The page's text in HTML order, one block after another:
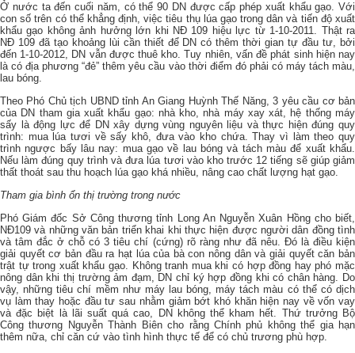
Ở nước ta đến cuối năm, có thể 90 DN được cấp phép xuất khẩu gạo. Với
con số trên có thể khẳng định, việc tiêu thụ lúa gạo trong dân và tiến độ xuất
khẩu gạo không ảnh hưởng lớn khi NĐ 109 hiệu lực từ 1-10-2011. Thật ra
NĐ 109 đã tạo khoảng lùi cần thiết để DN có thêm thời gian tự đầu tư, bởi
đến 1-10-2012, DN vẫn được thuê kho. Tuy nhiên, vấn đề phát sinh hiện nay
là có địa phương “đẻ” thêm yêu cầu vào thời điểm đó phải có máy tách màu,
lau bóng.
Theo Phó Chủ tịch UBND tỉnh An Giang Huỳnh Thế Năng, 3 yêu cầu cơ bản
của DN tham gia xuất khẩu gạo: nhà kho, nhà máy xay xát, hệ thống máy
sấy là động lực để DN xây dựng vùng nguyên liệu và thực hiện đúng quy
trình: mua lúa tươi về sấy khô, đưa vào kho chứa. Thay vì làm theo quy
trình ngược bấy lâu nay: mua gạo về lau bóng và tách màu để xuất khẩu.
Nếu làm đúng quy trình và đưa lúa tươi vào kho trước 12 tiếng sẽ giúp giảm
thất thoát sau thu hoạch lúa gạo khá nhiều, nâng cao chất lượng hạt gạo.
Tham gia bình ổn thị trường trong nước
Phó Giám đốc Sở Công thương tỉnh Long An Nguyễn Xuân Hồng cho biết,
NĐ109 và những văn bản triển khai khi thực hiện được người dân đồng tình
và tâm đắc ở chỗ có 3 tiêu chí (cứng) rõ ràng như đã nêu. Đó là điều kiện
giải quyết cơ bản đầu ra hạt lúa của bà con nông dân và giải quyết căn bản
trật tự trong xuất khẩu gạo. Không tranh mua khi có hợp đồng hay phó mặc
nông dân khi thị trường ảm đạm, DN chỉ ký hợp đồng khi có chân hàng. Do
vậy, những tiêu chí mềm như máy lau bóng, máy tách màu có thể có dịch
vụ làm thay hoặc đầu tư sau nhằm giảm bớt khó khăn hiện nay về vốn vay
và đặc biệt là lãi suất quá cao, DN không thể kham hết. Thứ trưởng Bộ
Công thương Nguyễn Thành Biên cho rằng Chính phủ không thể gia hạn
thêm nữa, chỉ căn cứ vào tình hình thực tế để có chủ trương phù hợp.